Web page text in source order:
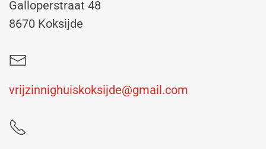
Galloperstraat 48
8670 Koksijde
vrijzinnighuiskoksijde@gmail.com